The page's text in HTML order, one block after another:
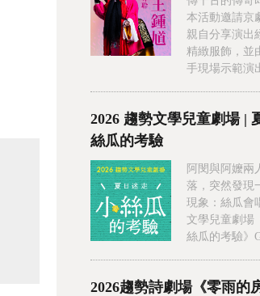
本活動邀請京
親自分享演出
精緻服飾，並
手現場示範演
2026 趨勢文學兒童劇場 |
絲瓜的考驗
阿閔與阿嬤兩
落，突然發現
現象：絲瓜會
文學兒童劇場
絲瓜的考驗》
2026趨勢詩劇場《零雨的